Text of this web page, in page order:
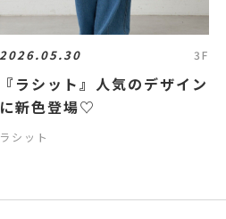
2026.05.30 3F
『ラシット』人気のデザイン
に新色登場♡
ラシット